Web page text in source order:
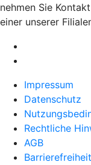
nehmen Sie
einer unserer
Impressum
Datenschutz
Rechtliche
AGB
Barrierefreiheit